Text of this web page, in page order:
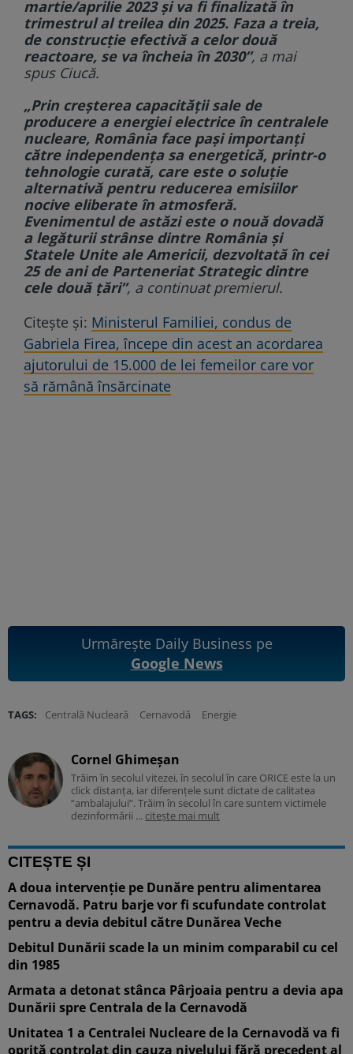
martie/aprilie 2023 și va fi finalizată în
trimestrul al treilea din 2025. Faza a treia,
de construcție efectivă a celor două
reactoare, se va încheia în 2030”, a mai
spus Ciucă.
„Prin creșterea capacității sale de
producere a energiei electrice în centralele
nucleare, România face pași importanți
către independența sa energetică, printr-o
tehnologie curată, care este o soluție
alternativă pentru reducerea emisiilor
nocive eliberate în atmosferă.
Evenimentul de astăzi este o nouă dovadă
a legăturii strânse dintre România și
Statele Unite ale Americii, dezvoltată în cei
25 de ani de Parteneriat Strategic dintre
cele două țări”, a continuat premierul.
Citește și: Ministerul Familiei, condus de
Gabriela Firea, începe din acest an acordarea
ajutorului de 15.000 de lei femeilor care vor
să rămână însărcinate
Urmărește Daily Business pe
Google News
TAGS: Centrală Nucleară Cernavodă Energie
Cornel Ghimeșan
Trăim în secolul vitezei, în secolul în care ORICE este la un
click distanța, iar diferențele sunt dictate de calitatea
“ambalajului”. Trăim în secolul în care suntem victimele
dezinformării ... citește mai mult
CITEȘTE ȘI
A doua intervenție pe Dunăre pentru alimentarea
Cernavodă. Patru barje vor fi scufundate controlat
pentru a devia debitul către Dunărea Veche
Debitul Dunării scade la un minim comparabil cu cel
din 1985
Armata a detonat stânca Pârjoaia pentru a devia apa
Dunării spre Centrala de la Cernavodă
Unitatea 1 a Centralei Nucleare de la Cernavodă va fi
oprită controlat din cauza nivelului fără precedent al